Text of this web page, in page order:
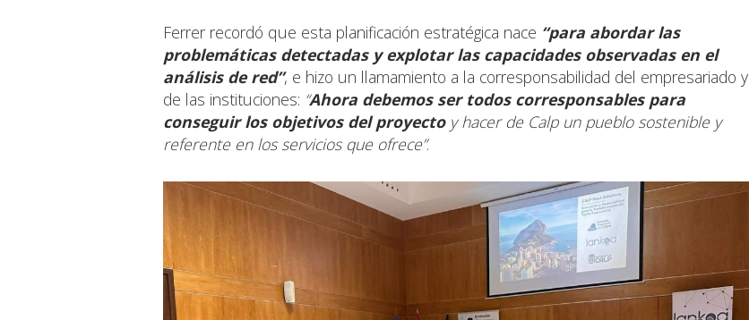
Ferrer recordó que esta planificación estratégica nace “para abordar las
problemáticas detectadas y explotar las capacidades observadas en el
análisis de red”, e hizo un llamamiento a la corresponsabilidad del empresariado y
de las instituciones: “Ahora debemos ser todos corresponsables para
conseguir los objetivos del proyectoy hacer de Calp un pueblo sostenible y
referente en los servicios que ofrece”.